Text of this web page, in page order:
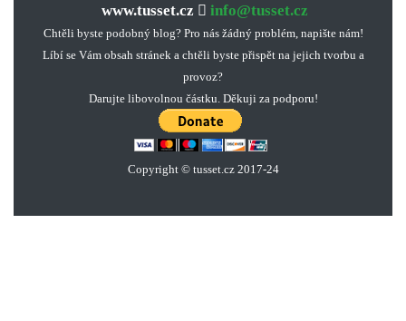
www.tusset.cz
info@tusset.cz
Chtěli byste podobný blog? Pro nás žádný problém, napište nám!
Líbí se Vám obsah stránek a chtěli byste přispět na jejich tvorbu a
provoz?
Darujte libovolnou částku. Děkuji za podporu!
Copyright © tusset. cz 2017-24